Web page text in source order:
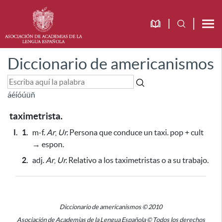
Diccionario de americanismos
áéíóúüñ
taximetrista.
I. 1. m-f. Ar, Ur. Persona que conduce un taxi. pop + cult
→ espon.
2. adj. Ar, Ur. Relativo a los taximetristas o a su trabajo.
Diccionario de americanismos © 2010
Asociación de Academias de la Lengua Española © Todos los derechos